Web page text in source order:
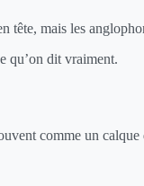
tête, mais les
qu’on dit vraiment.
comme un